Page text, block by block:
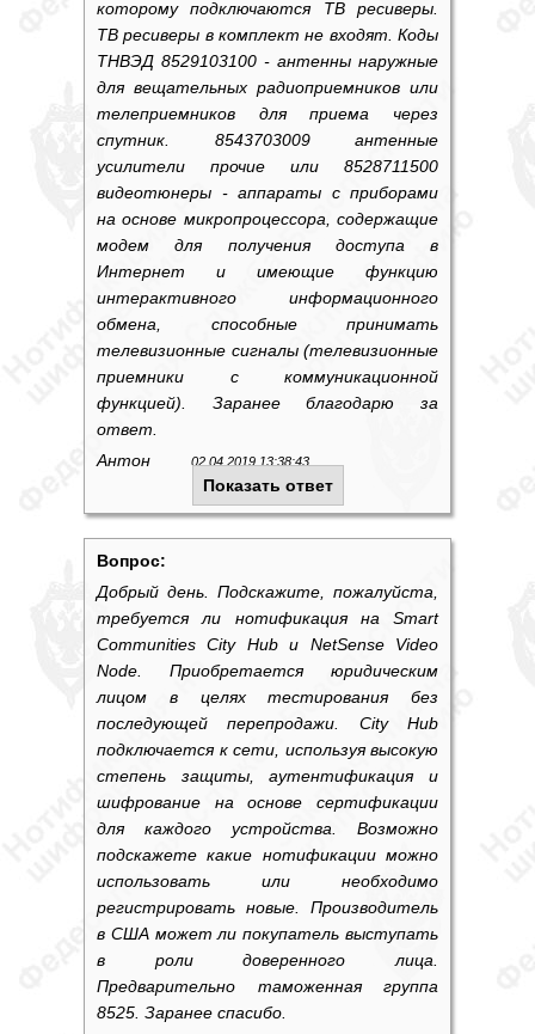
которому подключаются ТВ ресиверы.
ТВ ресиверы в комплект не входят. Коды
ТНВЭД 8529103100 - антенны наружные
для вещательных радиоприемников или
телеприемников для приема через
спутник. 8543703009 антенные
усилители прочие или 8528711500
видеотюнеры - аппараты с приборами
на основе микропроцессора, содержащие
модем для получения доступа в
Интернет и имеющие функцию
интерактивного информационного
обмена, способные принимать
телевизионные сигналы (телевизионные
приемники с коммуникационной
функцией). Заранее благодарю за
ответ.
Антон
02.04.2019 13:38:43
Показать ответ
Вопрос:
Добрый день. Подскажите, пожалуйста,
требуется ли нотификация на Smart
Communities City Hub и NetSense Video
Node. Приобретается юридическим
лицом в целях тестирования без
последующей перепродажи. City Hub
подключается к сети, используя высокую
степень защиты, аутентификация и
шифрование на основе сертификации
для каждого устройства. Возможно
подскажете какие нотификации можно
использовать или необходимо
регистрировать новые. Производитель
в США может ли покупатель выступать
в роли доверенного лица.
Предварительно таможенная группа
8525. Заранее спасибо.